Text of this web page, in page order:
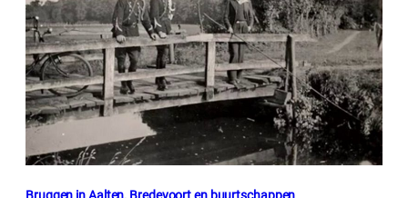
Bruggen in Aalten, Bredevoort en buurtschappen